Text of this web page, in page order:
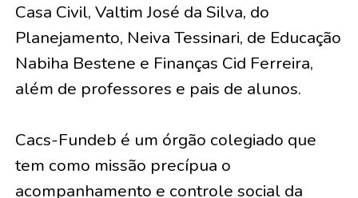
Casa Civil, Valtim José da Silva, do
Planejamento, Neiva Tessinari, de Educação
Nabiha Bestene e Finanças Cid Ferreira,
além de professores e pais de alunos.
Cacs-Fundeb é um órgão colegiado que
tem como missão precípua o
acompanhamento e controle social da